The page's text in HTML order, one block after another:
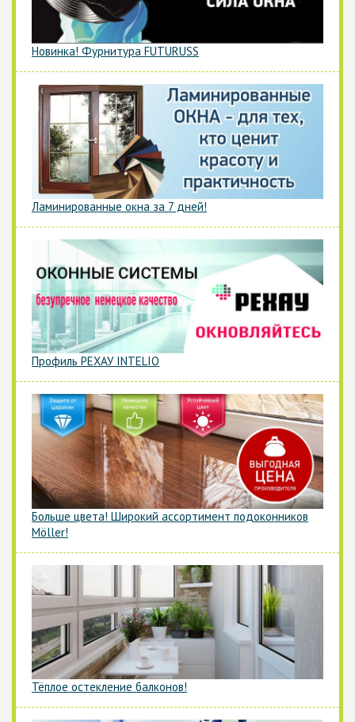
Новинка! Фурнитура FUTURUSS
Ламинированные окна за 7 дней!
Профиль РЕХАУ INTELIO
Больше цвета! Широкий ассортимент подоконников
Möller!
Тёплое остекление балконов!